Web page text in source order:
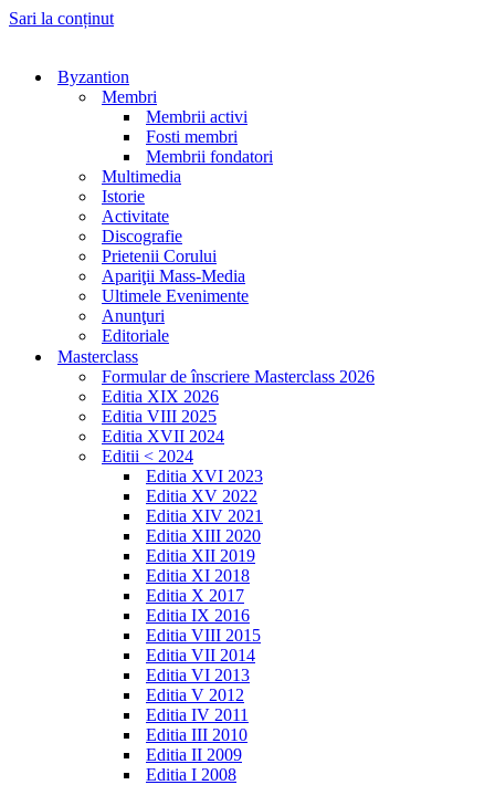
Sari la conținut
Byzantion
Membri
Membrii activi
Fosti membri
Membrii fondatori
Multimedia
Istorie
Activitate
Discografie
Prietenii Corului
Apariţii Mass-Media
Ultimele Evenimente
Anunţuri
Editoriale
Masterclass
Formular de înscriere Masterclass 2026
Editia XIX 2026
Editia VIII 2025
Editia XVII 2024
Editii < 2024
Editia XVI 2023
Editia XV 2022
Editia XIV 2021
Editia XIII 2020
Editia XII 2019
Editia XI 2018
Editia X 2017
Editia IX 2016
Editia VIII 2015
Editia VII 2014
Editia VI 2013
Editia V 2012
Editia IV 2011
Editia III 2010
Editia II 2009
Editia I 2008